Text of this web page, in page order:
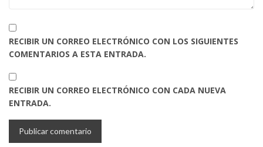
RECIBIR UN CORREO ELECTRÓNICO CON LOS SIGUIENTES
COMENTARIOS A ESTA ENTRADA.
RECIBIR UN CORREO ELECTRÓNICO CON CADA NUEVA
ENTRADA.